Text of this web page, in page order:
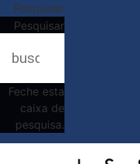
Pesquisar
Pesquisar
Feche esta
caixa de
pesquisa.